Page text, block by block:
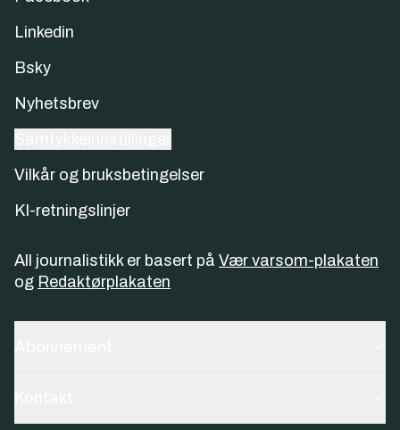
Linkedin
Bsky
Nyhetsbrev
Vilkår og bruksbetingelser
KI-retningslinjer
All journalistikk er basert på Vær varsom-plakaten
og Redaktørplakaten